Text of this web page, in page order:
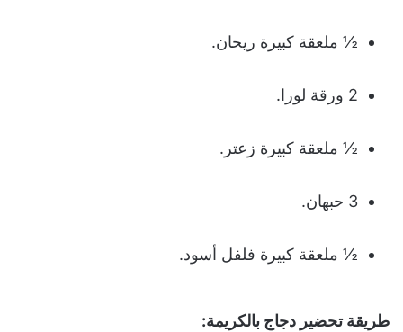
½ ملعقة كبيرة ريحان.
2 ورقة لورا.
½ ملعقة كبيرة زعتر.
3 حبهان.
½ ملعقة كبيرة فلفل أسود.
طريقة تحضير دجاج بالكريمة: